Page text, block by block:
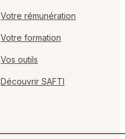
Votre rémunération
Votre formation
Vos outils
Découvrir SAFTI